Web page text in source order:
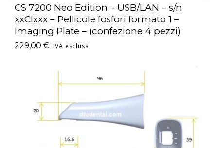
CS 7200 Neo Edition – USB/LAN – s/n
xxCIxxx – Pellicole fosfori formato 1 –
Imaging Plate – (confezione 4 pezzi)
229,00 € IVA esclusa